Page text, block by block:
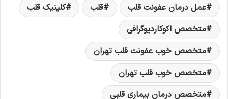
عمل درمان عفونت قلب
قلب
کلینیک قلب
متخصص اكوکاردیوگرافی
متخصص خوب عفونت قلب تهران
متخصص خوب قلب تهران
متخصص درمان بیماری قلبی